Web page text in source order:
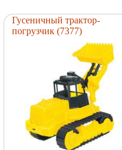
Гусеничный трактор-
погрузчик (7377)